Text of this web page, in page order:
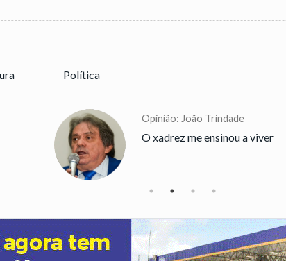
Política
Opinião: João Trindade
O xadrez me ensinou a viver